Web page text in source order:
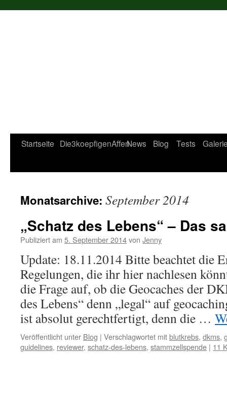
Startseite Die3koepfigenAffenNews Blog Tests
Monatsarchive: September 2014
„Schatz des Lebens“ – Das
Publiziert am 5. September 2014von Jenny
Update: 18.11.2014 Bitte beachtet die
Regelungen, die ihr hier nachlesen
die Frage auf, ob die Geocaches der
des Lebens“ denn „legal“ auf
ist absolut gerechtfertigt, denn die …
Veröffentlicht unter Blog | Verschlagwortet mitblutkrebs, dkms,
guidelines, reviewer, schatz-des-lebens, stammzellspende | 11